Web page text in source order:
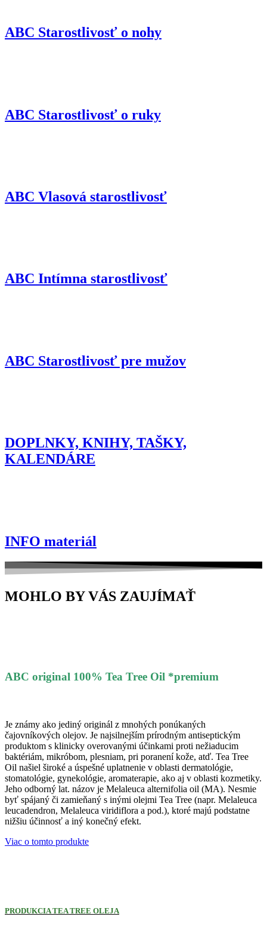
ABC Starostlivosť o nohy
ABC Starostlivosť o ruky
ABC Vlasová starostlivosť
ABC Intímna starostlivosť
ABC Starostlivosť pre mužov
DOPLNKY, KNIHY, TAŠKY,
KALENDÁRE
INFO materiál
MOHLO BY VÁS ZAUJÍMAŤ
ABC original 100% Tea Tree Oil *premium
Je známy ako jediný originál z mnohých ponúkaných
čajovníkových olejov. Je najsilnejším prírodným antiseptickým
produktom s klinicky overovanými účinkami proti nežiaducim
baktériám, mikróbom, plesniam, pri poranení kože, atď. Tea Tree
Oil našiel široké a úspešné uplatnenie v oblasti dermatológie,
stomatológie, gynekológie, aromaterapie, ako aj v oblasti kozmetiky.
Jeho odborný lat. názov je Melaleuca alternifolia oil (MA). Nesmie
byť spájaný či zamieňaný s inými olejmi Tea Tree (napr. Melaleuca
leucadendron, Melaleuca viridiflora a pod.), ktoré majú podstatne
nižšiu účinnosť a iný konečný efekt.
Viac o tomto produkte
PRODUKCIA TEA TREE OLEJA